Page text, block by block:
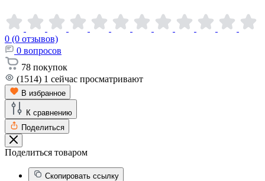
0 (0 отзывов)
0 вопросов
78 покупок
(1514) 1 сейчас просматривают
В избранное
К сравнению
Поделиться
Поделиться товаром
Скопировать ссылку